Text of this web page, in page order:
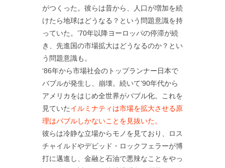
がつくった。彼らは昔から、人口が増加を続
けたら地球はどうなる？という問題意識を持
っていた。’70年以降ヨーロッパの停滞が続
き、先進国の市場拡大はどうなるのか？とい
う問題意識も。
‘86年から市場社会のトップランナー日本で
バブルが発生し、崩壊。続いて’90年代から
アメリカをはじめ全世界がバブル化。これを
見ていたイルミナティは市場を拡大させる原
理はバブルしかないことを見抜いた。
彼らは冷静な立場からモノを見ており、ロス
チャイルドやデビッド・ロックフェラーが博
打に邁進し、金融と石油で悪辣なことをやっ